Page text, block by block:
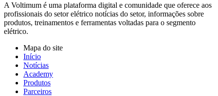
A Voltimum é uma plataforma digital e comunidade que oferece aos
profissionais do setor elétrico notícias do setor, informações sobre
produtos, treinamentos e ferramentas voltadas para o segmento
elétrico.
Mapa do site
Início
Notícias
Academy
Produtos
Parceiros